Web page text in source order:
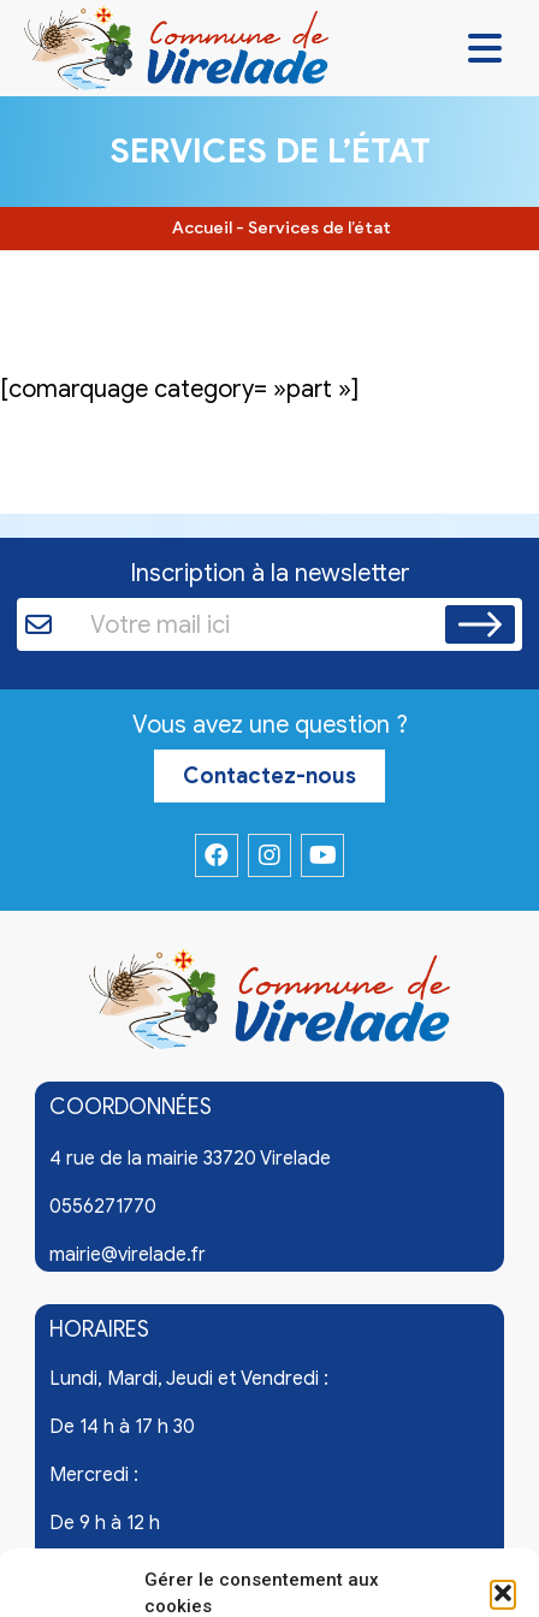
Gérer le consentement aux
cookies
VIVRE ENSEMBLE
SE DIVERTIR
SERVICES DE L’ÉTAT
Accueil - Services de l’état
[comarquage category= »part »]
Inscription à la newsletter
Vous avez une question ?
Contactez-nous
COORDONNÉES
4 rue de la mairie 33720 Virelade
0556271770
mairie@virelade.fr
HORAIRES
Lundi, Mardi, Jeudi et Vendredi :
De 14 h à 17 h 30
Mercredi :
De 9 h à 12 h
Samedi - les 1er et 3ème de chaque mois :